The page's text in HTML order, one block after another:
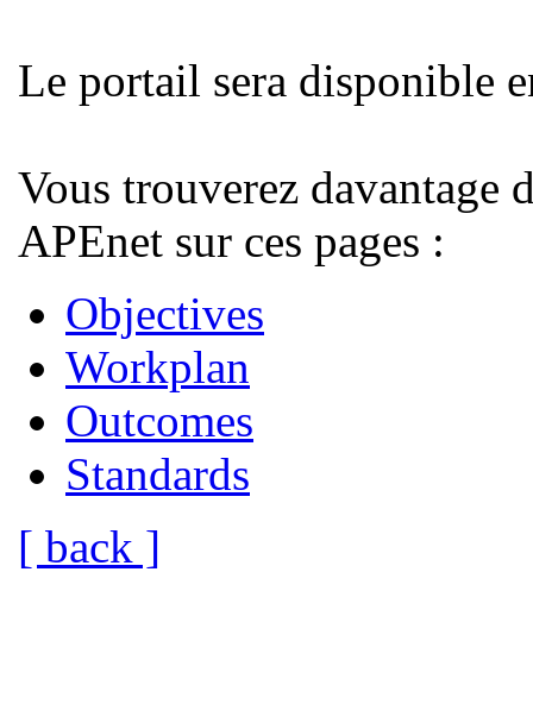
Le portail sera disponible
Vous trouverez
APEnet sur ces pages :
Objectives
Workplan
Outcomes
Standards
[ back ]